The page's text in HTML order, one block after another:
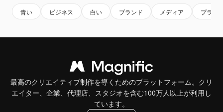
青い ビジネス 白い ブランド メディア プラッ
最高のクリエイティブ制作を導くためのプラットフォーム。クリ
エイター、企業、代理店、スタジオを含む100万人以上が利用し
ています。